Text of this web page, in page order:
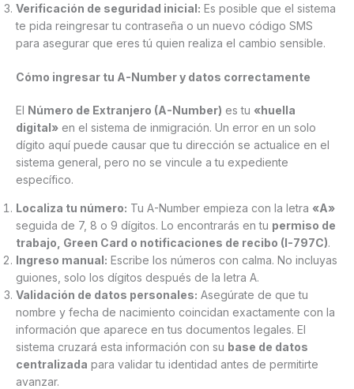
Verificación de seguridad inicial: Es posible que el sistema
te pida reingresar tu contraseña o un nuevo código SMS
para asegurar que eres tú quien realiza el cambio sensible.
Cómo ingresar tu A-Number y datos correctamente
El Número de Extranjero (A-Number) es tu «huella
digital» en el sistema de inmigración. Un error en un solo
dígito aquí puede causar que tu dirección se actualice en el
sistema general, pero no se vincule a tu expediente
específico.
Localiza tu número: Tu A-Number empieza con la letra «A»
seguida de 7, 8 o 9 dígitos. Lo encontrarás en tu permiso de
trabajo, Green Card o notificaciones de recibo (I-797C).
Ingreso manual: Escribe los números con calma. No incluyas
guiones, solo los dígitos después de la letra A.
Validación de datos personales: Asegúrate de que tu
nombre y fecha de nacimiento coincidan exactamente con la
información que aparece en tus documentos legales. El
sistema cruzará esta información con su base de datos
centralizada para validar tu identidad antes de permitirte
avanzar.